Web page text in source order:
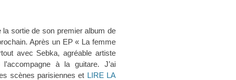
sortie de son premier album de
Après un EP « La femme
avec Sebka, agréable artiste
à la guitare. J’ai
scènes parisiennes et LIRE LA